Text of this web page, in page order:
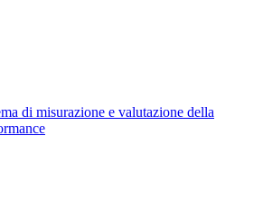
di misurazione e valutazione della